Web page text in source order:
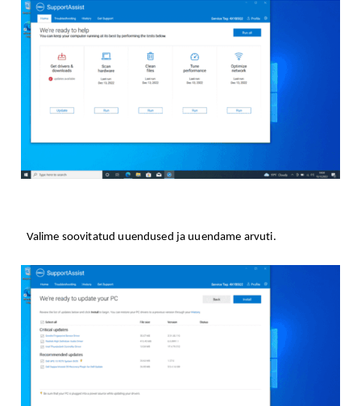
Valime soovitatud uuendused ja uuendame arvuti.